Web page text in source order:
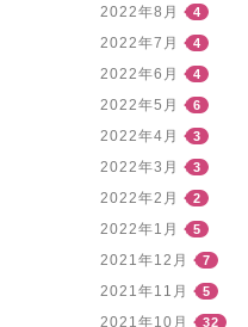
2022年8月 4
2022年7月 4
2022年6月 4
2022年5月 6
2022年4月 3
2022年3月 3
2022年2月 2
2022年1月 5
2021年12月 7
2021年11月 5
2021年10月 32